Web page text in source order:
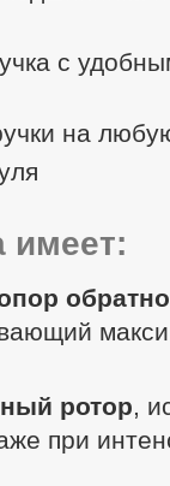
с
на
имеет:
ротор,
при